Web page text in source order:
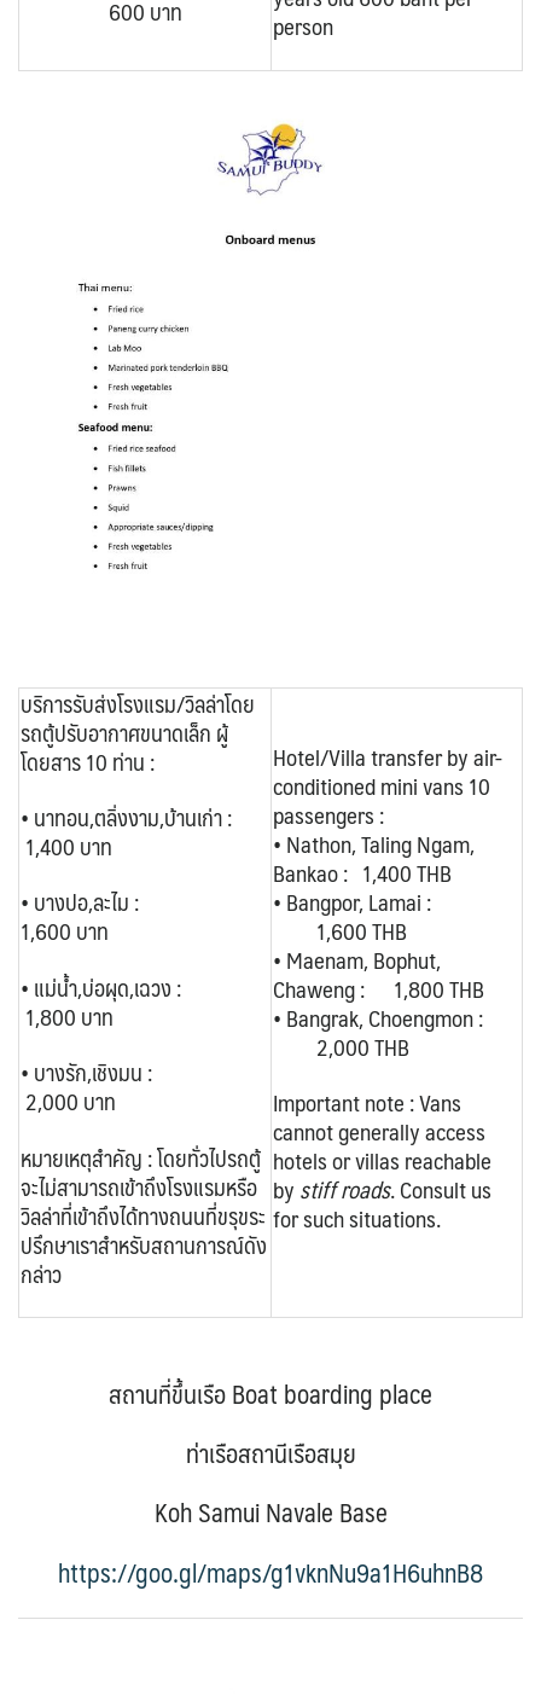
600 บาท person
บริการรับส่งโรงแรม/วิลล่าโดย
รถตู้ปรับอากาศขนาดเล็ก ผู้
โดยสาร 10 ท่าน :
• นาทอน,ตลิ่งงาม,บ้านเก่า :
1,400 บาท
• บางปอ,ละไม :
1,600 บาท
• แม่น้ำ,บ่อผุด,เฉวง :
1,800 บาท
• บางรัก,เชิงมน :
2,000 บาท
หมายเหตุสำคัญ :โดยทั่วไปรถตู้
จะไม่สามารถเข้าถึงโรงแรมหรือ
วิลล่าที่เข้าถึงได้ทางถนนที่ขรุขระ
ปรึกษาเราสำหรับสถานการณ์ดัง
กล่าว
Hotel/Villa transfer by air-
conditioned mini vans 10
passengers :
• Nathon, Taling Ngam,
Bankao : 1,400 THB
• Bangpor, Lamai :
1,600 THB
• Maenam, Bophut,
Chaweng : 1,800 THB
• Bangrak, Choengmon :
2,000 THB
Important note :Vans
cannot generally access
hotels or villas reachable
bystiff roads. Consult us
for such situations.
สถานที่ขึ้นเรือ Boat boarding place
ท่าเรือสถานีเรือสมุย
Koh Samui Navale Base
https://goo.gl/maps/g1vknNu9a1H6uhnB8